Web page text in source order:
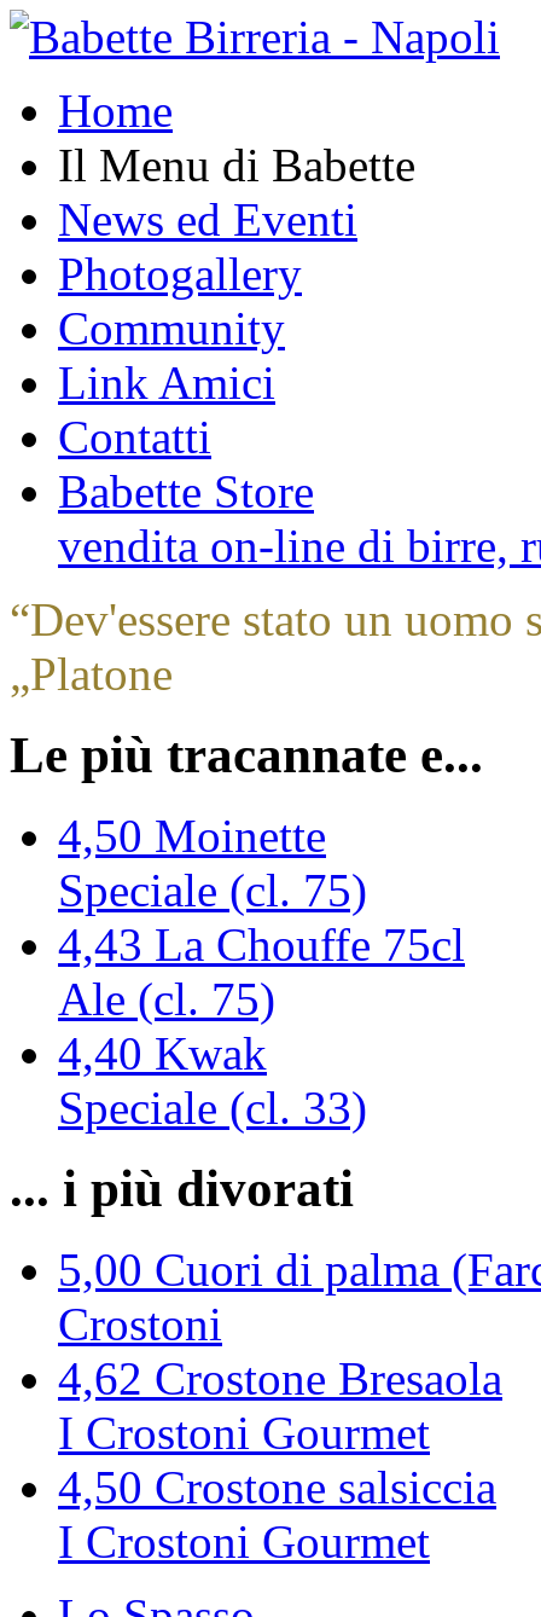
Home
Il Menu di Babette
News ed Eventi
Photogallery
Community
Link Amici
Contatti
Babette Store
vendita on-line di birre,
“Dev'essere stato un
„Platone
Le più tracannate e...
4,50 Moinette
Speciale (cl. 75)
4,43 La Chouffe 75cl
Ale (cl. 75)
4,40 Kwak
Speciale (cl. 33)
... i più divorati
5,00 Cuori di palma
Crostoni
4,62 Crostone Bresaola
I Crostoni Gourmet
4,50 Crostone salsiccia
I Crostoni Gourmet